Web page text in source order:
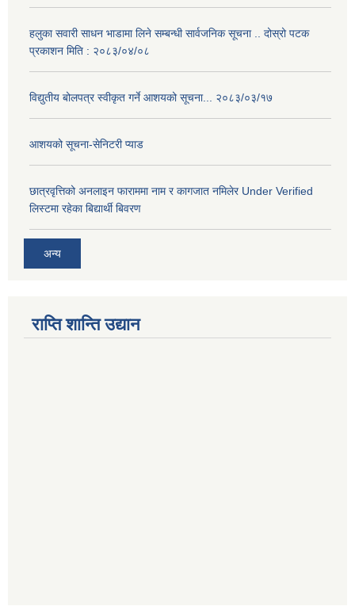
हलुका सवारी साधन भाडामा लिने सम्बन्धी सार्वजनिक सूचना .. दोस्रो पटक
प्रकाशन मिति : २०८३/०४/०८
विद्युतीय बोलपत्र स्वीकृत गर्ने आशयको सूचना... २०८३/०३/१७
आशयको सूचना-सेनिटरी प्याड
छात्रवृत्तिको अनलाइन फाराममा नाम र कागजात नमिलेर Under Verified
लिस्टमा रहेका बिद्यार्थी बिवरण
अन्य
राप्ति शान्ति उद्यान